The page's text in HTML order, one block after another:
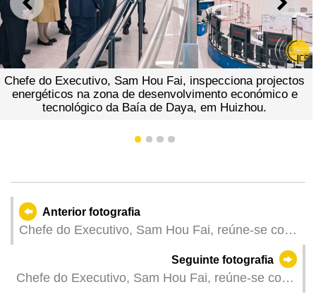
ANTERIOR
Chefe do Executivo, Sam Hou Fai, inspecciona projectos
energéticos na zona de desenvolvimento económico e
tecnológico da Baía de Daya, em Huizhou.
1 2 3 4
Anterior fotografia
Chefe do Executivo, Sam Hou Fai, reúne-se com
o secretário do Comité Municipal de Huizhou do
PCC, Liu Ji, e o presidente do município, Chen
Yuhang, em Huizhou.
Seguinte fotografia
Chefe do Executivo, Sam Hou Fai, reúne-se com